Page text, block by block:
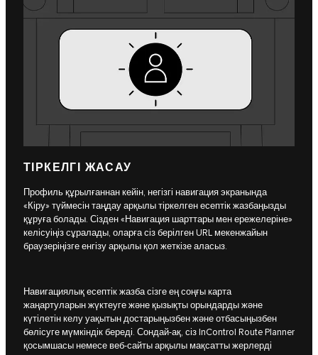
ТІРКЕЛГІ ЖАСАУ
Профиль құрылғаннан кейін, негізгі навигация экранында
«Кіру» түймесін таңдау арқылы тіркелген есептік жазбаңызды
құруға болады. Сізден «Навигация шарттары мен ережелеріне»
келісуіңіз сұралады, оларға сіз берілген URL мекенжайын
браузеріңізге енгізу арқылы қол жеткізе аласыз.
Навигациялық есептік жазба сізге ең соңғы карта
жаңартуларын жүктеуге және қызықты орындарды және
күтілетін келу уақытын достарыңызбен және отбасыңызбен
бөлісуге мүмкіндік береді. Сондай-ақ, сіз InControl Route Planner
қосымшасы немесе веб-сайты арқылы мақсатты жерлерді